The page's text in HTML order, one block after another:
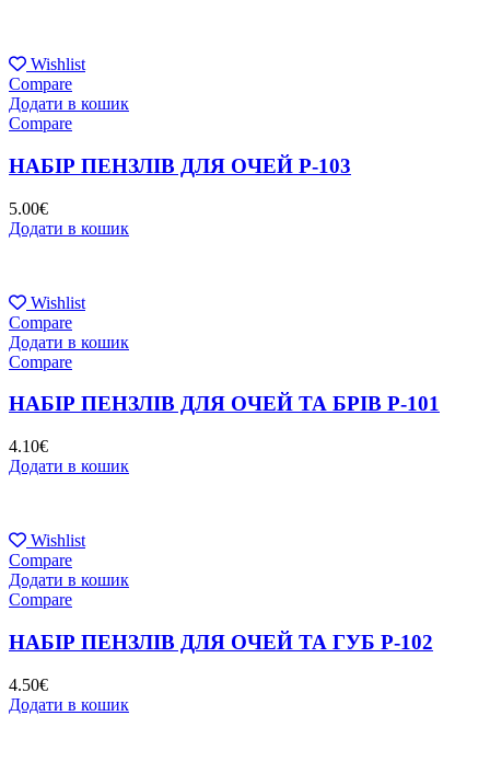
Wishlist
Compare
Додати в кошик
Compare
НАБІР ПЕНЗЛІВ ДЛЯ ОЧЕЙ P-103
5.00€
Додати в кошик
Wishlist
Compare
Додати в кошик
Compare
НАБІР ПЕНЗЛІВ ДЛЯ ОЧЕЙ ТА БРІВ P-101
4.10€
Додати в кошик
Wishlist
Compare
Додати в кошик
Compare
НАБІР ПЕНЗЛІВ ДЛЯ ОЧЕЙ ТА ГУБ P-102
4.50€
Додати в кошик